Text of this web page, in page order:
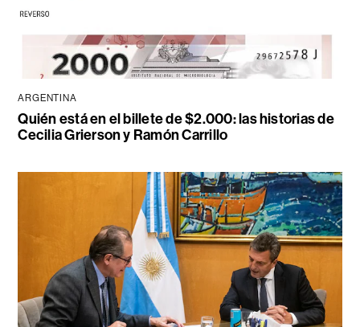
ARGENTINA
Quién está en el billete de $2.000: las historias de
Cecilia Grierson y Ramón Carrillo